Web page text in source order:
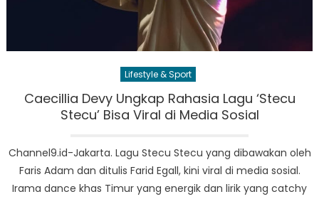
Lifestyle & Sport
Caecillia Devy Ungkap Rahasia Lagu ‘Stecu
Stecu’ Bisa Viral di Media Sosial
Channel9.id-Jakarta. Lagu Stecu Stecu yang dibawakan oleh
Faris Adam dan ditulis Farid Egall, kini viral di media sosial.
Irama dance khas Timur yang energik dan lirik yang catchy